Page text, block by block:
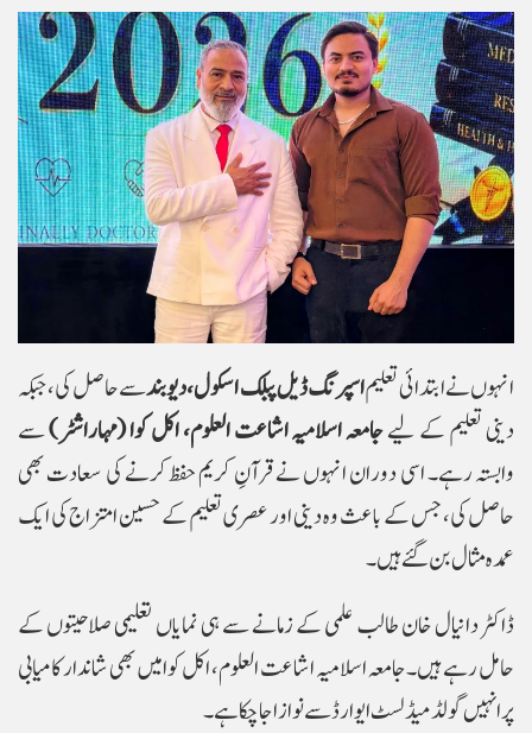
انہوں نے ابتدائی تعلیماسپرنگ ڈیل پبلک اسکول، دیوبندسے حاصل کی، جبکہ
دینی تعلیم کے لیےجامعہ اسلامیہ اشاعت العلوم، اکل کوا (مہاراشٹر)سے
وابستہ رہے۔ اسی دوران انہوں نے قرآنِ کریم حفظ کرنے کی سعادت بھی
حاصل کی، جس کے باعث وہ دینی اور عصری تعلیم کے حسین امتزاج کی ایک
عمدہ مثال بن گئے ہیں۔
ڈاکٹر دانیال خان طالب علمی کے زمانے سے ہی نمایاں تعلیمی صلاحیتوں کے
حامل رہے ہیں۔ جامعہ اسلامیہ اشاعت العلوم، اکل کوا میں بھی شاندار کامیابی
پر انہیں گولڈ میڈلسٹ ایوارڈ سے نوازا جا چکا ہے۔